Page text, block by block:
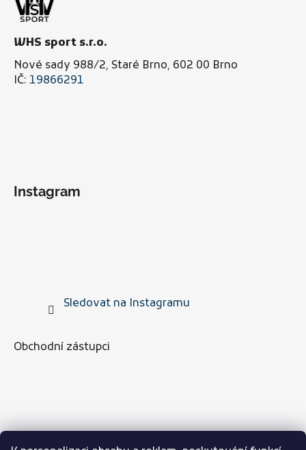
WHS sport s.r.o.
Nové sady 988/2, Staré Brno, 602 00 Brno
IČ: 19866291
Instagram
Sledovat na Instagramu
Obchodní zástupci